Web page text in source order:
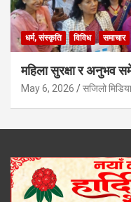
धर्म, संस्कृति विविध समाचार
महिला सुरक्षा र अनुभव
May 6, 2026 सजिलो